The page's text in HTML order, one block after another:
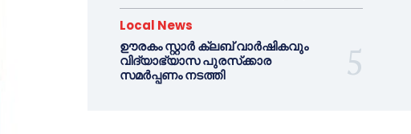
Local News
ഊരകം സ്റ്റാർ ക്ലബ് വാർഷികവും
വിദ്യാഭ്യാസ പുരസ്‌ക്കാര
സമർപ്പണം നടത്തി